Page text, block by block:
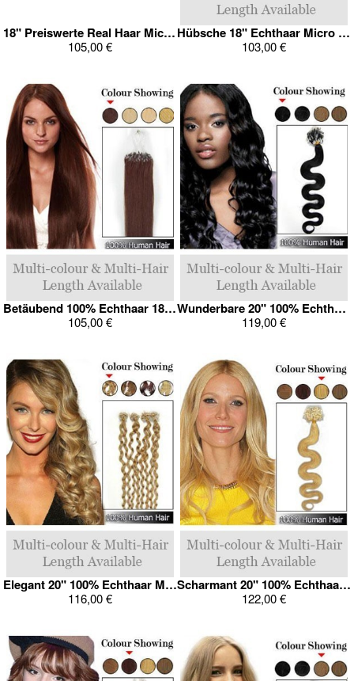
18" Preiswerte Real Haar Micro Loop Verlängerung
105,00 €
Hübsche 18" Echthaar Micro Loop Verlängerung
103,00 €
Betäubend 100% Echthaar 18" Micro Loop Verlängerung
105,00 €
Wunderbare 20" 100% Echthaar Wellig Micro Loop Haarverlängerung
119,00 €
Elegant 20" 100% Echthaar Micro Loop Haarverlängerung
116,00 €
Scharmant 20" 100% Echthaar Wellig Micro Loop Haarverlängerung
122,00 €